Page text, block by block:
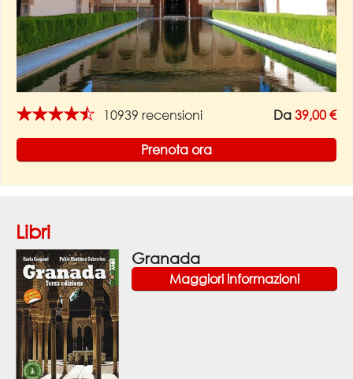
★★★★★ 10939 recensioni Da 39,00 €
Prenota ora
Libri
Granada
Maggiori informazioni